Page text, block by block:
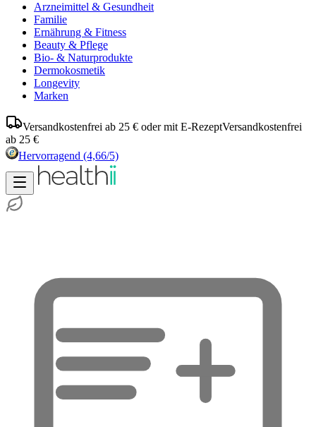
Arzneimittel & Gesundheit
Familie
Ernährung & Fitness
Beauty & Pflege
Bio- & Naturprodukte
Dermokosmetik
Longevity
Marken
Versandkostenfrei ab 25 € oder mit E-RezeptVersandkostenfrei
ab 25 €
Hervorragend (4,66/5)